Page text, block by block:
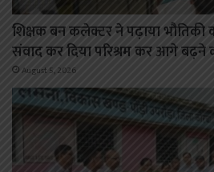
शिक्षक बन कलेक्टर ने पढ़ाया भौतिकी
संवाद कर दिया परिश्रम कर आगे बढ़ने
August 5, 2026